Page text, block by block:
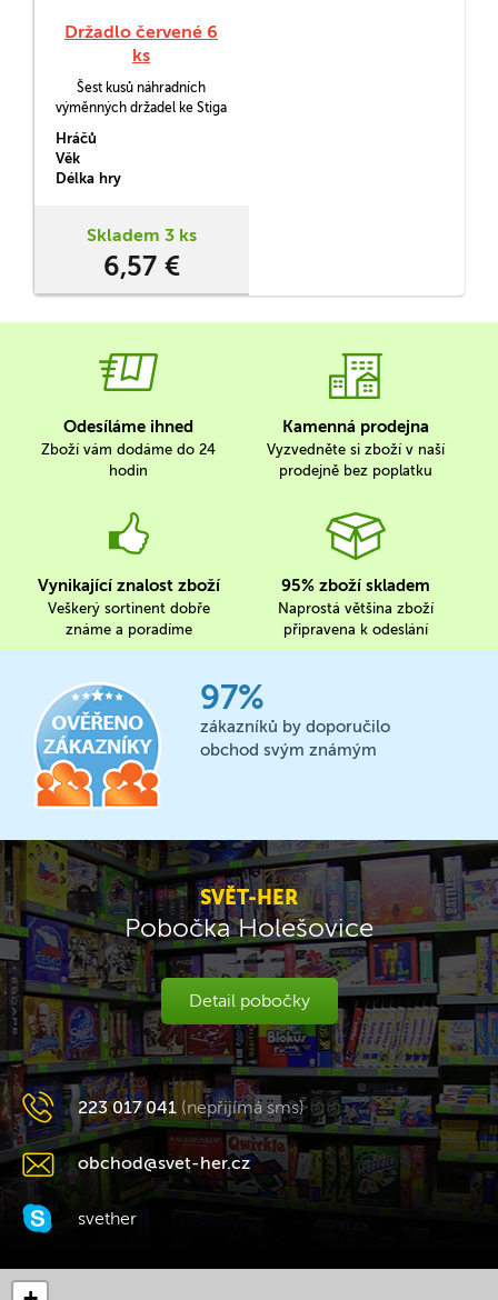
Držadlo červené 6
ks
Šest kusů náhradních
výměnných držadel ke Stiga
Hráčů
Věk
Délka hry
Skladem 3 ks
6,57 €
Odesíláme ihned
Zboží vám dodáme do 24
hodin
Kamenná prodejna
Vyzvedněte si zboží v naší
prodejně bez poplatku
Vynikající znalost zboží
Veškerý sortinent dobře
známe a poradíme
95% zboží skladem
Naprostá většina zboží
připravena k odeslání
97%
zákazníků by doporučilo
obchod svým známým
SVĚT-HER
Pobočka Holešovice
Detail pobočky
223 017 041 (nepřijímá sms)
obchod@svet-her.cz
svether